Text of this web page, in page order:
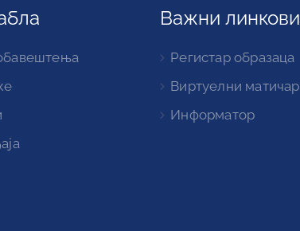
Важни линкови
Регистар образаца
Виртуелни матичар
Информатор